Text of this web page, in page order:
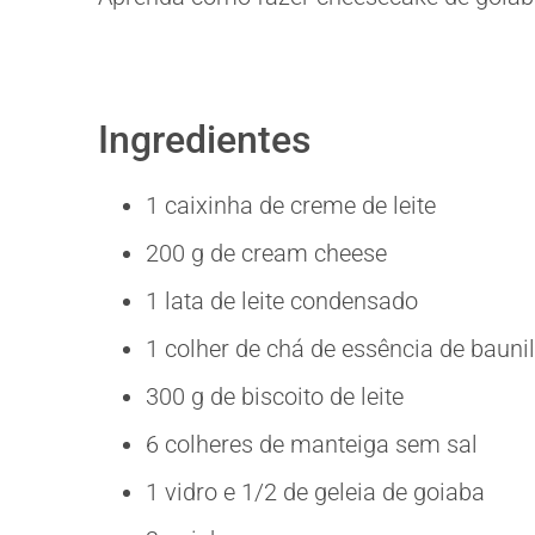
Ingredientes
1 caixinha de creme de leite
200 g de cream cheese
1 lata de leite condensado
1 colher de chá de essência de
300 g de biscoito de leite
6 colheres de manteiga sem sal
1 vidro e 1/2 de geleia de goiaba